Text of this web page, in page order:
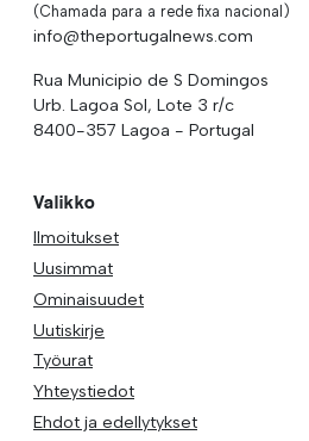
(Chamada para a rede fixa nacional)
info@theportugalnews.com
Rua Municipio de S Domingos
Urb. Lagoa Sol, Lote 3 r/c
8400-357 Lagoa - Portugal
Valikko
Ilmoitukset
Uusimmat
Ominaisuudet
Uutiskirje
Työurat
Yhteystiedot
Ehdot ja edellytykset